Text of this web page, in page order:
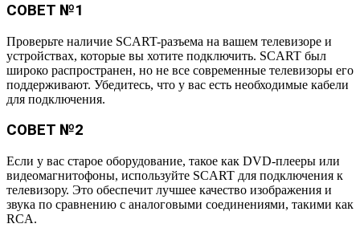
СОВЕТ №1
Проверьте наличие SCART-разъема на вашем телевизоре и
устройствах, которые вы хотите подключить. SCART был
широко распространен, но не все современные телевизоры его
поддерживают. Убедитесь, что у вас есть необходимые кабели
для подключения.
СОВЕТ №2
Если у вас старое оборудование, такое как DVD-плееры или
видеомагнитофоны, используйте SCART для подключения к
телевизору. Это обеспечит лучшее качество изображения и
звука по сравнению с аналоговыми соединениями, такими как
RCA.